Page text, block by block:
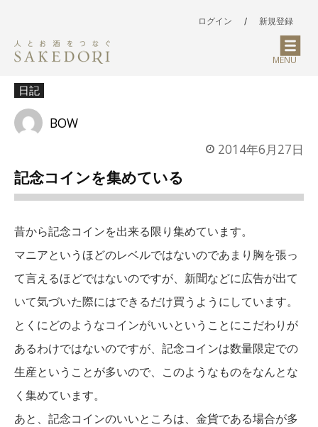
ログイン / 新規登録
MENU
日記
BOW
2014年6月27日
記念コインを集めている
昔から記念コインを出来る限り集めています。
マニアというほどのレベルではないのであまり胸を張っ
て言えるほどではないのですが、新聞などに広告が出て
いて気づいた際にはできるだけ買うようにしています。
とくにどのようなコインがいいということにこだわりが
あるわけではないのですが、記念コインは数量限定での
生産ということが多いので、このようなものをなんとな
く集めています。
あと、記念コインのいいところは、金貨である場合が多